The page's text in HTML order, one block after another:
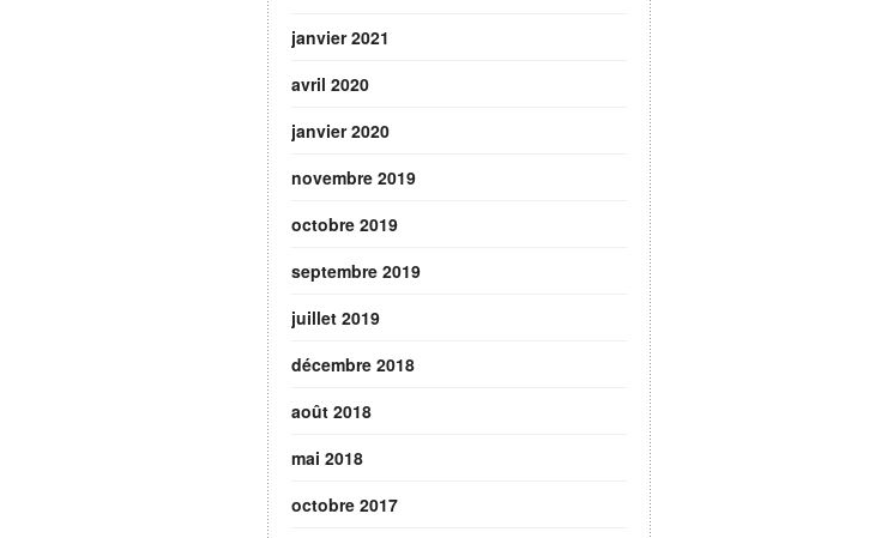
janvier 2021
avril 2020
janvier 2020
novembre 2019
octobre 2019
septembre 2019
juillet 2019
décembre 2018
août 2018
mai 2018
octobre 2017